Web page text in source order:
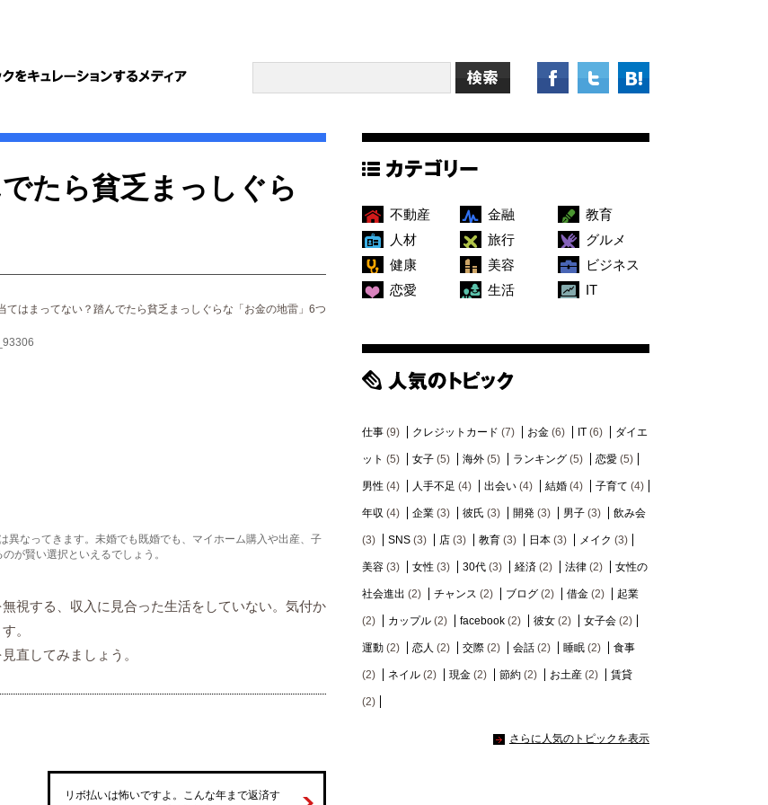
たら貧乏まっしぐら
てはまってない？踏んでたら貧乏まっしぐらな「お金の地雷」6つ
なってきます。未婚でも既婚でも、マイホーム購入や出産、子
が賢い選択といえるでしょう。
視する、収入に見合った生活をしていない。気付か
。
直してみましょう。
リボ払いは怖いですよ。こんな年まで返済す
不動産 金融
教育
人材
旅行
グルメ
健康
美容
ビジネス
恋愛
生活 IT
仕事 (9) クレジットカード (7) お金 (6) IT (6) ダイエ
ット (5) 女子 (5) 海外 (5) ランキング (5) 恋愛 (5)
男性 (4) 人手不足 (4) 出会い (4) 結婚 (4) 子育て (4)
年収 (4) 企業 (3) 彼氏 (3) 開発 (3) 男子 (3) 飲み会
(3) SNS (3) 店 (3) 教育 (3) 日本 (3) メイク (3)
美容 (3) 女性 (3) 30代 (3) 経済 (2) 法律 (2) 女性の
社会進出 (2) チャンス (2) ブログ (2) 借金 (2) 起業
(2) カップル (2) facebook (2) 彼女 (2) 女子会 (2)
運動 (2) 恋人 (2) 交際 (2) 会話 (2) 睡眠 (2) 食事
(2) ネイル (2) 現金 (2) 節約 (2) お土産 (2) 賃貸
(2)
さらに人気のトピックを表示